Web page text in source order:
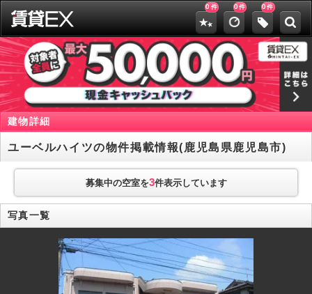
0 件 0件 0件
建物詳細
ユーベルハイツの物件掲載情報(鹿児島県鹿児島市)
募集中の空室を3件表示しています
写真一覧